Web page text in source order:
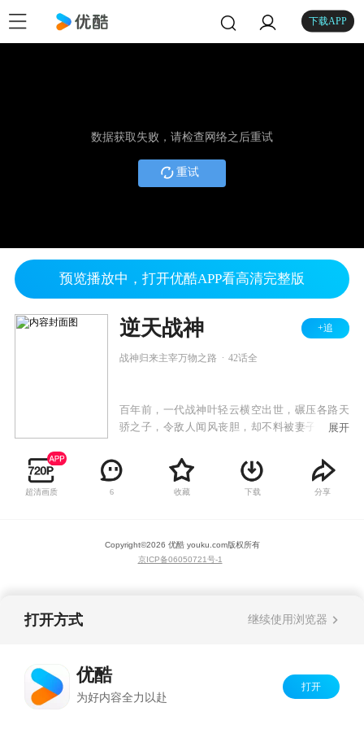
下载APP
数据获取失败，请检查网络之后重试
重试
预览播放中，打开优酷APP看高清完整版
逆天战神 +追
战神归来主宰万物之路 42话全
百年前，一代战神叶轻云横空出世，碾压各路天
骄之子，令敌人闻风丧胆，却不料被妻子洛灵，
进入黄金时代，妖孽人物疯狂涌现！叶轻云成为
了八荒大陆中小小家族叶家废物弟子！命运逆
转，逆天改命！这一世我不但要碾压天才，还要
展开
超清画质 6 收藏 下载 分享
Copyright©2026 优酷 youku.com版权所有
京ICP备06050721号-1
打开方式 继续使用浏览器
优酷
为好内容全力以赴
打开